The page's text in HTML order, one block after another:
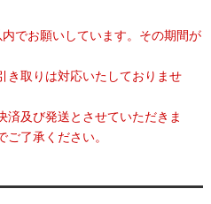
でお願いしています。その期間が
取りは対応いたしておりませ
及び発送とさせていただきま
了承ください。